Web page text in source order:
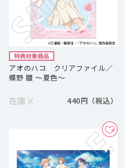
アオのハコ クリアファイル／
蝶野 雛 ～夏色～
在庫 × 440円